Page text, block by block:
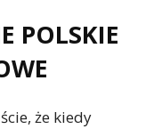
POLSKIE
że kiedy